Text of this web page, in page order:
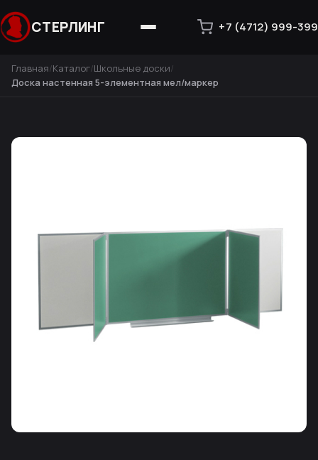
СТЕРЛИНГ +7 (4712) 999-399
Главная Каталог Школьные доски
Доска настенная 5-элементная мел/маркер